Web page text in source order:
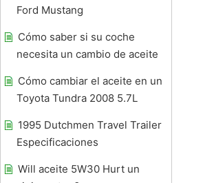
Ford Mustang
Cómo saber si su coche
necesita un cambio de aceite
Cómo cambiar el aceite en un
Toyota Tundra 2008 5.7L
1995 Dutchmen Travel Trailer
Especificaciones
Will aceite 5W30 Hurt un